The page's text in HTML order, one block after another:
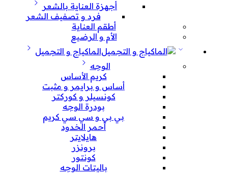
أجهزة العناية بالشعر
فرد و تصفيف الشعر
أطقم العناية
الأم و الرضيع
الماكياج و التجميل
الوجه
كريم الأساس
أساس و برايمر و مثبت
كونسيلر و كوركتر
بودرة الوجه
بي بي و سي سي كريم
أحمر الخدود
هايلايتر
برونزر
كونتور
باليتات الوجه